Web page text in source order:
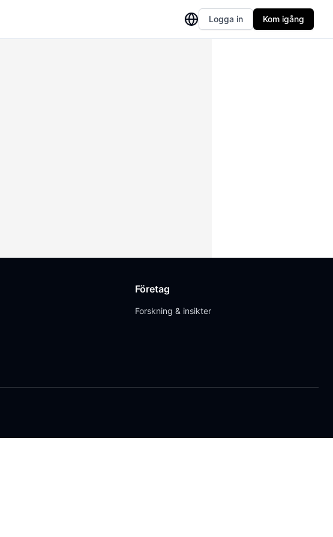
Logga in Kom igång
Företag
Forskning & insikter